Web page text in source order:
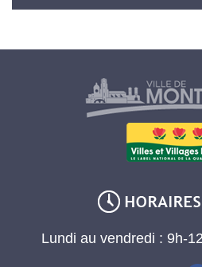
Lundi au vendredi : 9h-